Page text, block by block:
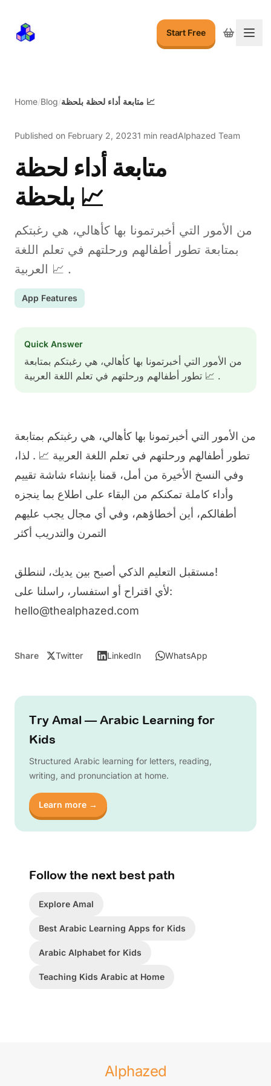
Start Free
Home/Blog/ متابعة أداء لحظة بلحظة 📈
Published on February 2, 20231 min readAlphazed Team
متابعة أداء لحظة
بلحظة 📈
من الأمور التي أخبرتمونا بها كأهالي، هي رغبتكم
بمتابعة تطور أطفالهم ورحلتهم في تعلم اللغة
العربية 📈 .
App Features
Quick Answer
من الأمور التي أخبرتمونا بها كأهالي، هي رغبتكم بمتابعة
تطور أطفالهم ورحلتهم في تعلم اللغة العربية 📈 .
من الأمور التي أخبرتمونا بها كأهالي، هي رغبتكم بمتابعة
تطور أطفالهم ورحلتهم في تعلم اللغة العربية 📈 . لذا،
وفي النسخ الأخيرة من أمل، قمنا بإنشاء شاشة تقييم
وأداء كاملة تمكنكم من البقاء على اطلاع بما ينجزه
أطفالكم، أين أخطاؤهم، وفي أي مجال يجب عليهم
التمرن والتدريب أكثر
مستقبل التعليم الذكي أصبح بين يديك، لننطلق!
لأي اقتراح أو استفسار، راسلنا على:
hello@thealphazed.com
Share Twitter LinkedIn WhatsApp
Try Amal — Arabic Learning for
Kids
Structured Arabic learning for letters, reading,
writing, and pronunciation at home.
Learn more →
Follow the next best path
Explore Amal
Best Arabic Learning Apps for Kids
Arabic Alphabet for Kids
Teaching Kids Arabic at Home
Alphazed